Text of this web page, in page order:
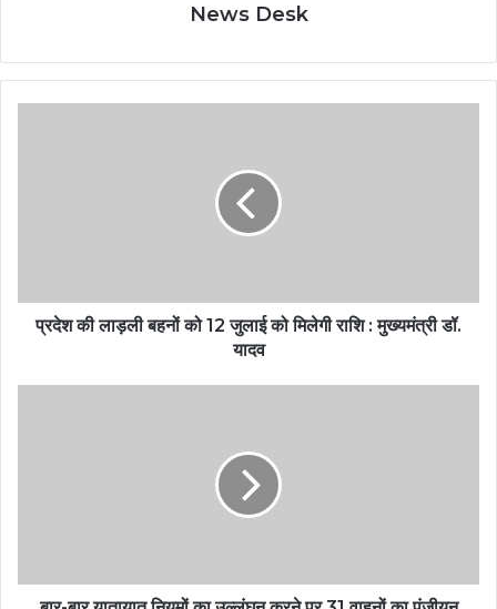
News Desk
प्रदेश की लाड़ली बहनों को 12 जुलाई को मिलेगी राशि : मुख्यमंत्री डॉ.
यादव